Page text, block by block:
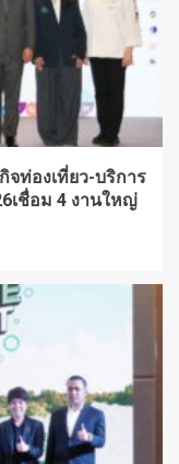
จท่องเที่ยว-บริการ
เชื่อม 4 งานใหญ่